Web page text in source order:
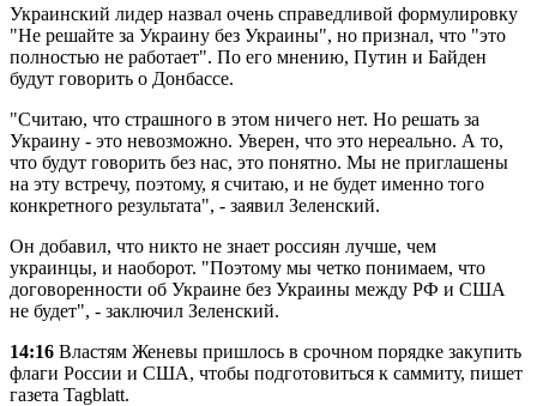
Украинский лидер назвал очень справедливой формулировку
"Не решайте за Украину без Украины", но признал, что "это
полностью не работает". По его мнению, Путин и Байден
будут говорить о Донбассе.
"Считаю, что страшного в этом ничего нет. Но решать за
Украину - это невозможно. Уверен, что это нереально. А то,
что будут говорить без нас, это понятно. Мы не приглашены
на эту встречу, поэтому, я считаю, и не будет именно того
конкретного результата", - заявил Зеленский.
Он добавил, что никто не знает россиян лучше, чем
украинцы, и наоборот. "Поэтому мы четко понимаем, что
договоренности об Украине без Украины между РФ и США
не будет", - заключил Зеленский.
14:16 Властям Женевы пришлось в срочном порядке закупить
флаги России и США, чтобы подготовиться к саммиту, пишет
газета Tagblatt.